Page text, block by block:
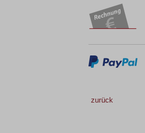
zurück